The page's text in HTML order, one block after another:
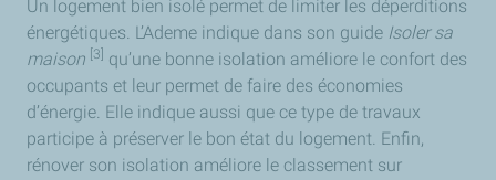
Un logement bien isolé permet de limiter les déperditions
énergétiques. L’Ademe indique dans son guide Isoler sa
maison [3]
qu’une bonne isolation améliore le confort des
occupants et leur permet de faire des économies
d’énergie. Elle indique aussi que ce type de travaux
participe à préserver le bon état du logement. Enfin,
rénover son isolation améliore le classement sur